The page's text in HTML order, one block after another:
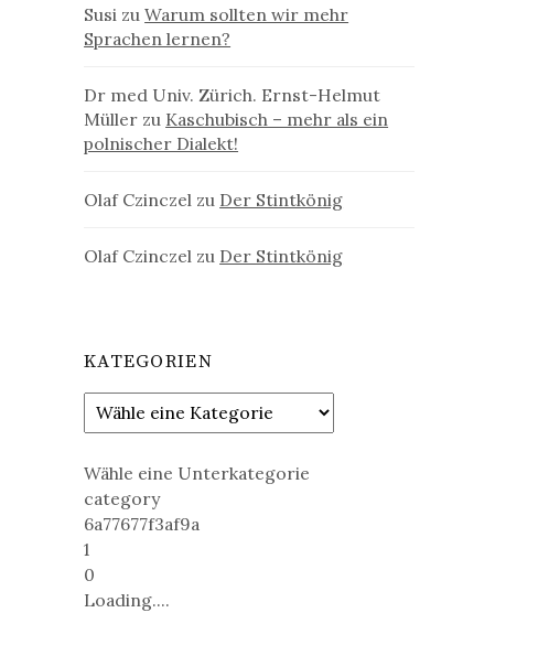
Susi zuWarum sollten wir mehr
Sprachen lernen?
Dr med Univ. Zürich. Ernst-Helmut
Müller zu Kaschubisch – mehr als ein
polnischer Dialekt!
Olaf Czinczel zu Der Stintkönig
Olaf Czinczel zu Der Stintkönig
KATEGORIEN
Wähle eine Unterkategorie
category
6a77677f3af9a
1
0
Loading....